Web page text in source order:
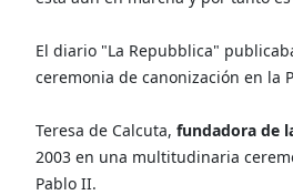
El diario "La Repubblica"
ceremonia de canonización en la
Teresa de Calcuta, fundadora de
2003 en una multitudinaria
Pablo II.